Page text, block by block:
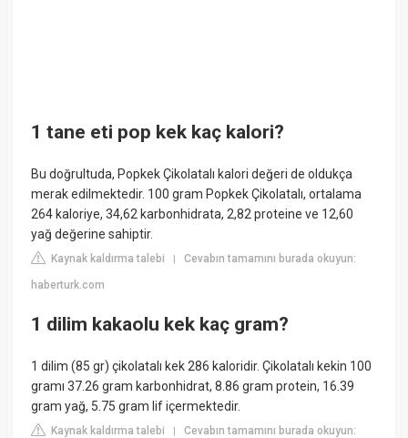
1 tane eti pop kek kaç kalori?
Bu doğrultuda, Popkek Çikolatalı kalori değeri de oldukça
merak edilmektedir. 100 gram Popkek Çikolatalı, ortalama
264 kaloriye, 34,62 karbonhidrata, 2,82 proteine ve 12,60
yağ değerine sahiptir.
Kaynak kaldırma talebi |Cevabın tamamını burada okuyun:
haberturk.com
1 dilim kakaolu kek kaç gram?
1 dilim (85 gr) çikolatalı kek 286 kaloridir. Çikolatalı kekin 100
gramı 37.26 gram karbonhidrat, 8.86 gram protein, 16.39
gram yağ, 5.75 gram lif içermektedir.
Kaynak kaldırma talebi |Cevabın tamamını burada okuyun: